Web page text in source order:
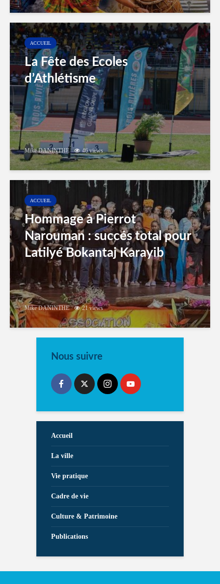
ACCUEIL
La Fête des Ecoles
d’Athlétisme
Mike DANINTHE 46 views
ACCUEIL
Hommage à Pierrot
Narouman : succés total pour
Latilyé Bokantaj Karayib
Mike DANINTHE 21 views
Nous suivre
Accueil
La ville
Vie pratique
Cadre de vie
Culture & Patrimoine
Publications